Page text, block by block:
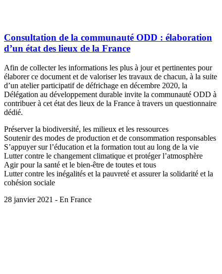
Consultation de la communauté ODD : élaboration
d’un état des lieux de la France
Afin de collecter les informations les plus à jour et pertinentes pour
élaborer ce document et de valoriser les travaux de chacun, à la suite
d’un atelier participatif de défrichage en décembre 2020, la
Délégation au développement durable invite la communauté ODD à
contribuer à cet état des lieux de la France à travers un questionnaire
dédié.
Préserver la biodiversité, les milieux et les ressources
Soutenir des modes de production et de consommation responsables
S’appuyer sur l’éducation et la formation tout au long de la vie
Lutter contre le changement climatique et protéger l’atmosphère
Agir pour la santé et le bien-être de toutes et tous
Lutter contre les inégalités et la pauvreté et assurer la solidarité et la
cohésion sociale
28 janvier 2021 - En France